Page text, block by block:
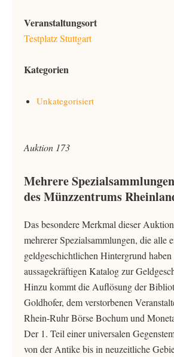
Veranstaltungsort
Testplatz Stuttgart
Kategorien
Unkategorisiert
Auktion 173
Mehrere
des Münzzentrums
Das besondere Merkmal dieser
mehrerer Spezialsammlungen, die alle
geldgeschichtlichen Hintergrund
aussagekräftigen Katalog zur
Hinzu kommt die Auflösung der
Goldhofer, dem verstorbenen
Rhein-Ruhr Börse Bochum und
Der 1. Teil einer universalen
von der Antike bis in neuzeitliche